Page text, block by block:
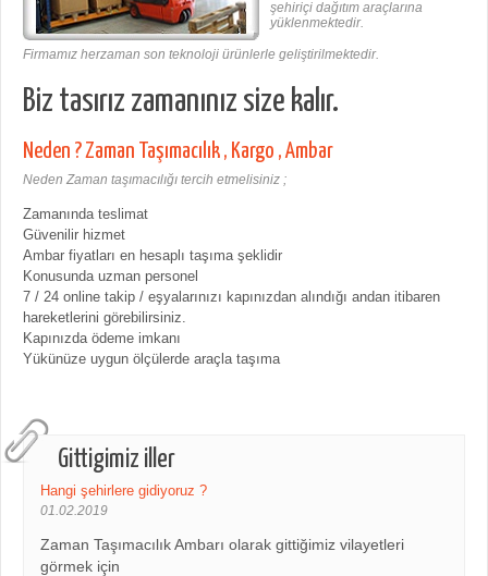
Gittigimiz iller
Hangi şehirlere gidiyoruz ?
01.02.2019
Zaman Taşımacılık Ambarı olarak gittiğimiz vilayetleri
görmek için
şehiriçi dağıtım araçlarına
yüklenmektedir.
Firmamız herzaman son teknoloji ürünlerle geliştirilmektedir.
Biz tasırız zamanınız size kalır.
Neden ? Zaman Taşımacılık , Kargo , Ambar
Neden Zaman taşımacılığı tercih etmelisiniz ;
Zamanında teslimat
Güvenilir hizmet
Ambar fiyatları en hesaplı taşıma şeklidir
Konusunda uzman personel
7 / 24 online takip / eşyalarınızı kapınızdan alındığı andan itibaren
hareketlerini görebilirsiniz.
Kapınızda ödeme imkanı
Yükünüze uygun ölçülerde araçla taşıma